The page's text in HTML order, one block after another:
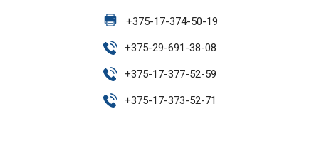
+375-17-374-50-19
+375-29-691-38-08
+375-17-377-52-59
+375-17-373-52-71